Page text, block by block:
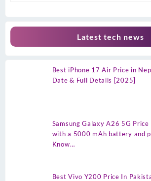
Latest tech news
Best iPhone 17 Air Price in
Date & Full Details [2025]
Samsung Galaxy A26 5G
with a 5000 mAh battery and
Know…
Best Vivo Y200 Price In